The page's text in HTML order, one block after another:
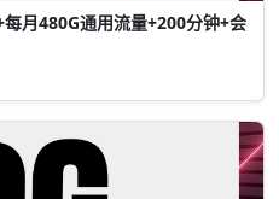
月480G通用流量+200分钟+会